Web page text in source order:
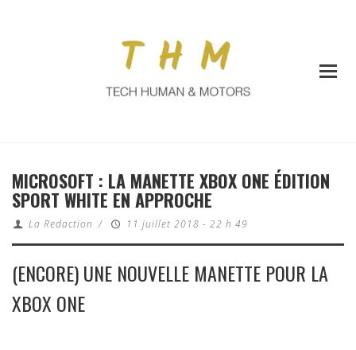
MICROSOFT : LA MANETTE XBOX ONE ÉDITION
SPORT WHITE EN APPROCHE
La Redaction / 11 juillet 2018 - 22 h 49
(ENCORE) UNE NOUVELLE MANETTE POUR LA
XBOX ONE